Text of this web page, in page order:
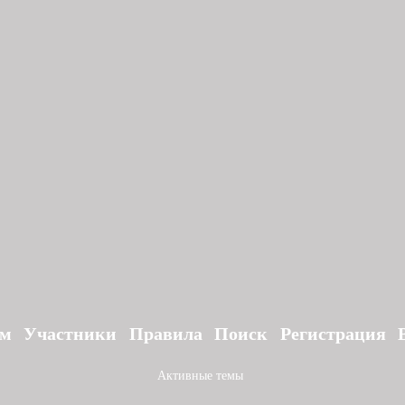
Участники Правила Поиск Регистрация
Активные темы